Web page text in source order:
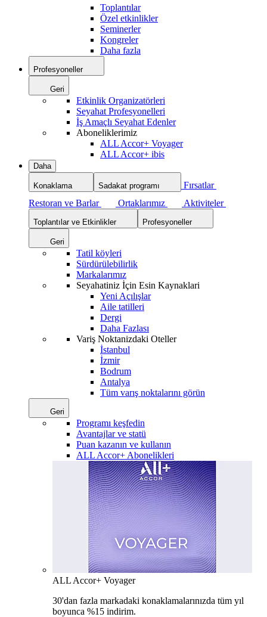
Toplantılar
Özel etkinlikler
Seminerler
Kongreler
Daha fazla
Profesyoneller
Geri
Etkinlik Organizatörleri
Seyahat Profesyonelleri
İş Amaçlı Seyahat Edenler
Aboneliklerimiz
ALL Accor+ Voyager
ALL Accor+ ibis
Daha
Konaklama Sadakat programı
Fırsatlar
Restoran ve Barlar
Ortaklarımız Aktiviteler
Toplantılar ve Etkinlikler Profesyoneller
Geri
Tatil köyleri
Sürdürülebilirlik
Markalarımız
Seyahatiniz İçin Esin Kaynaklari
Yeni Açılışlar
Aile tatilleri
Dergi
Daha Fazlası
Variş Noktanizdaki Oteller
İstanbul
İzmir
Bodrum
Antalya
Tüm varış noktalarını görün
Geri
Programı keşfedin
Avantajlar ve statü
Puan kazanın ve kullanın
ALL Accor+ Abonelikleri
ALL Accor+ Voyager
30'dan fazla markadaki konaklamalarınızda tüm yıl
boyunca %15 indirim.